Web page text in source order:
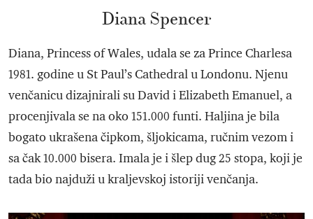
Diana Spencer
Diana, Princess of Wales, udala se za Prince Charlesa
1981. godine u St Paul’s Cathedral u Londonu. Njenu
venčanicu dizajnirali su David i Elizabeth Emanuel, a
procenjivala se na oko 151.000 funti. Haljina je bila
bogato ukrašena čipkom, šljokicama, ručnim vezom i
sa čak 10.000 bisera. Imala je i šlep dug 25 stopa, koji je
tada bio najduži u kraljevskoj istoriji venčanja.